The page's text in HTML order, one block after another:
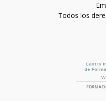
Todos los